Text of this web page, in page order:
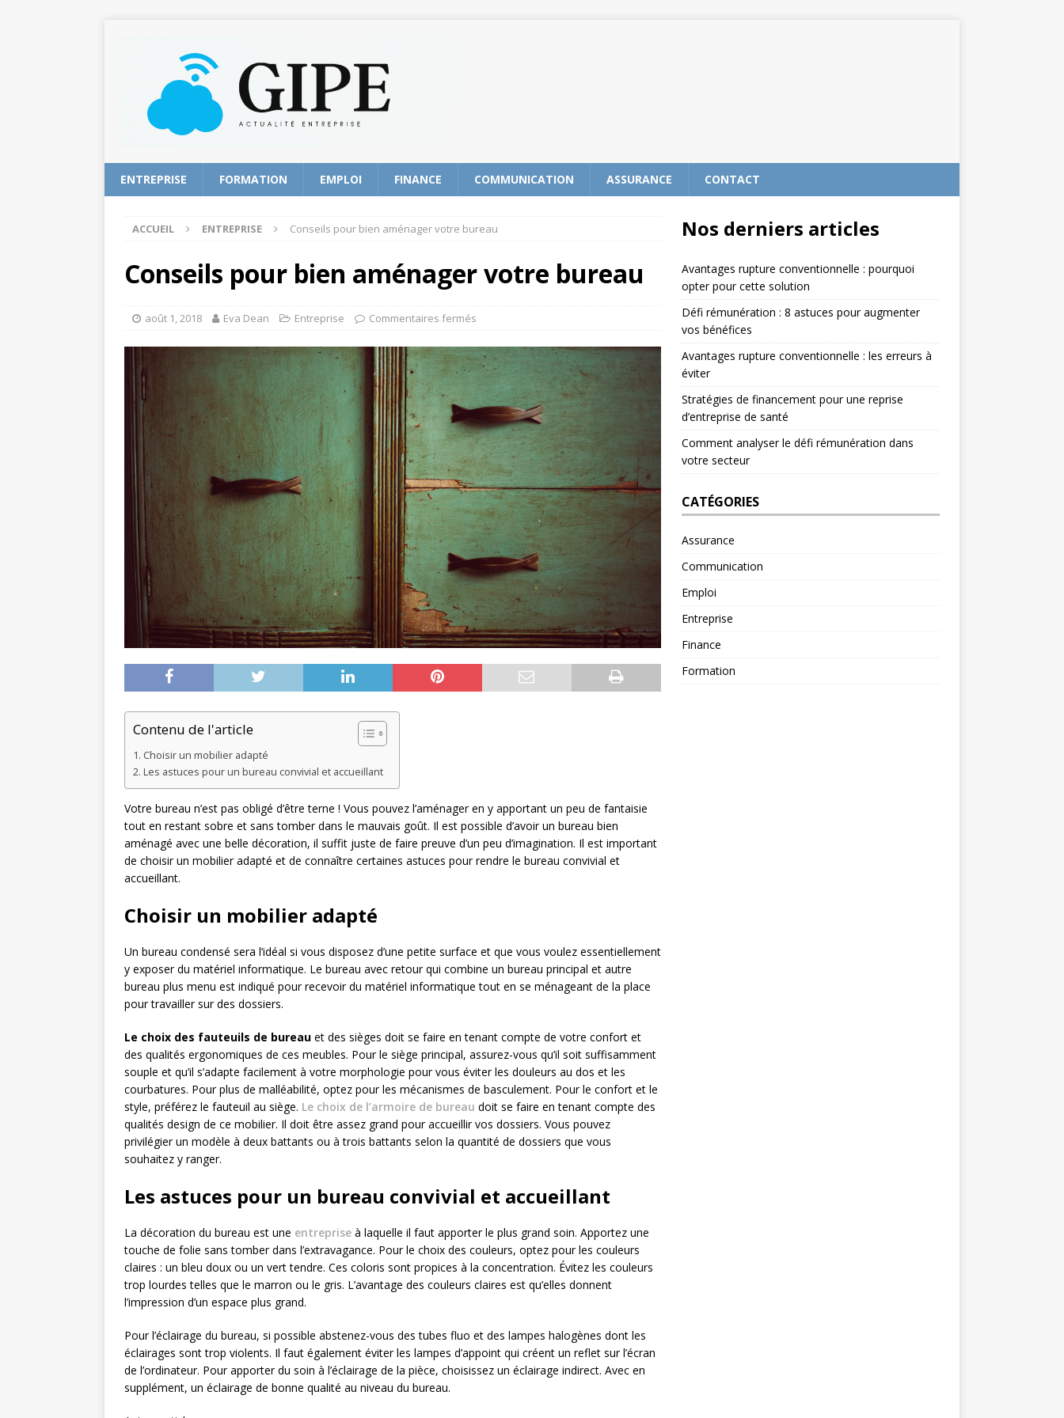
ENTREPRISE FORMATION EMPLOI FINANCE COMMUNICATION ASSURANCE CONTACT
ACCUEIL ENTREPRISE Conseils pour bien aménager votre bureau
Conseils pour bien aménager votre bureau
août 1, 2018 Eva Dean Entreprise Commentaires fermés
Contenu de l'article
Choisir un mobilier adapté
Les astuces pour un bureau convivial et accueillant
Votre bureau n’est pas obligé d’être terne ! Vous pouvez l’aménager en y apportant un peu de fantaisie
tout en restant sobre et sans tomber dans le mauvais goût. Il est possible d’avoir un bureau bien
aménagé avec une belle décoration, il suffit juste de faire preuve d’un peu d’imagination. Il est important
de choisir un mobilier adapté et de connaître certaines astuces pour rendre le bureau convivial et
accueillant.
Choisir un mobilier adapté
Un bureau condensé sera l’idéal si vous disposez d’une petite surface et que vous voulez essentiellement
y exposer du matériel informatique. Le bureau avec retour qui combine un bureau principal et autre
bureau plus menu est indiqué pour recevoir du matériel informatique tout en se ménageant de la place
pour travailler sur des dossiers.
Le choix des fauteuils de bureau et des sièges doit se faire en tenant compte de votre confort et
des qualités ergonomiques de ces meubles. Pour le siège principal, assurez-vous qu’il soit suffisamment
souple et qu’il s’adapte facilement à votre morphologie pour vous éviter les douleurs au dos et les
courbatures. Pour plus de malléabilité, optez pour les mécanismes de basculement. Pour le confort et le
style, préférez le fauteuil au siège. Le choix de l’armoire de bureau doit se faire en tenant compte des
qualités design de ce mobilier. Il doit être assez grand pour accueillir vos dossiers. Vous pouvez
privilégier un modèle à deux battants ou à trois battants selon la quantité de dossiers que vous
souhaitez y ranger.
Les astuces pour un bureau convivial et accueillant
La décoration du bureau est une entreprise à laquelle il faut apporter le plus grand soin. Apportez une
touche de folie sans tomber dans l’extravagance. Pour le choix des couleurs, optez pour les couleurs
claires : un bleu doux ou un vert tendre. Ces coloris sont propices à la concentration. Évitez les couleurs
trop lourdes telles que le marron ou le gris. L’avantage des couleurs claires est qu’elles donnent
l’impression d’un espace plus grand.
Pour l’éclairage du bureau, si possible abstenez-vous des tubes fluo et des lampes halogènes dont les
éclairages sont trop violents. Il faut également éviter les lampes d’appoint qui créent un reflet sur l’écran
de l’ordinateur. Pour apporter du soin à l’éclairage de la pièce, choisissez un éclairage indirect. Avec en
supplément, un éclairage de bonne qualité au niveau du bureau.
Nos derniers articles
Avantages rupture conventionnelle : pourquoi
opter pour cette solution
Défi rémunération : 8 astuces pour augmenter
vos bénéfices
Avantages rupture conventionnelle : les erreurs à
éviter
Stratégies de financement pour une reprise
d’entreprise de santé
Comment analyser le défi rémunération dans
votre secteur
CATÉGORIES
Assurance
Communication
Emploi
Entreprise
Finance
Formation